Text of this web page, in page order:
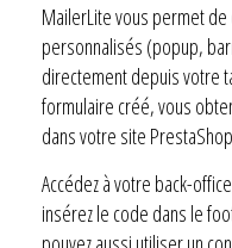
MailerLite vous permet
personnalisés (popup,
directement depuis votre
formulaire créé, vous
dans votre site
Accédez à votre back-
insérez le code dans le